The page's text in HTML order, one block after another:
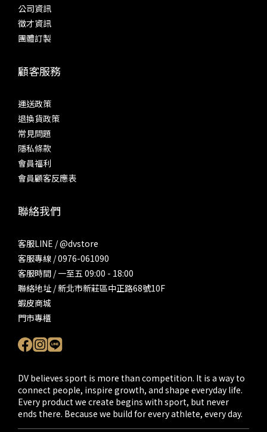
公司資訊
徵才資訊
團體訂製
顧客服務
運送政策
退換貨政策
常見問題
隱私條款
會員福利
會員顧客反應表
聯絡我們
客服LINE / @dvstore
客服專線 / 0976-061090
客服時間 / 一至五 09:00 - 18:00
聯絡地址 / 新北市新莊區中正路68號10F
蝦皮商城
門市專櫃
DV believes sport is more than competition. It is a way to
connect people, inspire growth, and shape everyday life.
Every product we create begins with sport, but never
ends there. Because we build for every athlete, every day.